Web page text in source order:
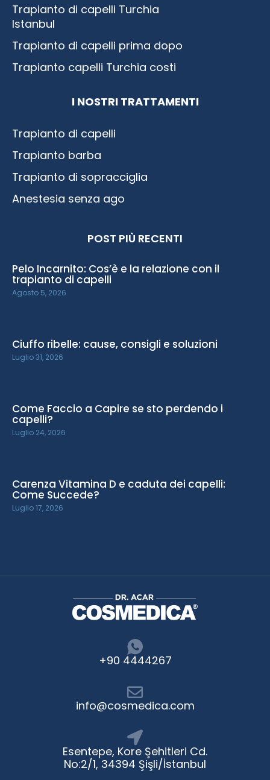
Trapianto di capelli Turchia
Istanbul
Trapianto di capelli prima dopo
Trapianto capelli Turchia costi
I NOSTRI TRATTAMENTI
Trapianto di capelli
Trapianto barba
Trapianto di sopracciglia
Anestesia senza ago
POST PIÙ RECENTI
Pelo Incarnito: Cos’è e la relazione con il
trapianto di capelli
Agosto 5, 2026
Ciuffo ribelle: cause, consigli e soluzioni
Luglio 31, 2026
Come Faccio a Capire se sto perdendo i
capelli?
Luglio 24, 2026
Carenza Vitamina D e caduta dei capelli:
Come Succede?
Luglio 17, 2026
+90 4444267
info@cosmedica.com
Esentepe, Kore Şehitleri Cd.
No:2/1, 34394 Şişli/İstanbul